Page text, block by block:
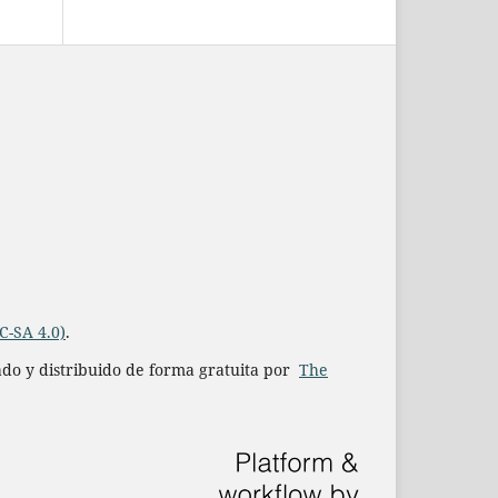
SA 4.0).
y distribuido de forma gratuita por The